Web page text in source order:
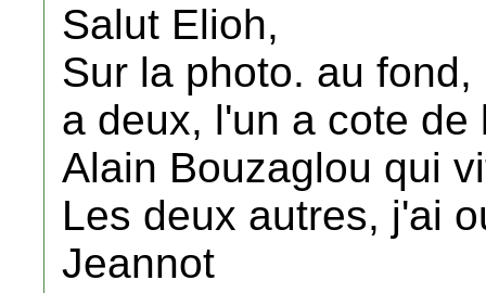
Salut Elioh,
Sur la photo. au
a deux, l'un a cote
Alain Bouzaglou qui
Les deux autres, j'ai
Jeannot